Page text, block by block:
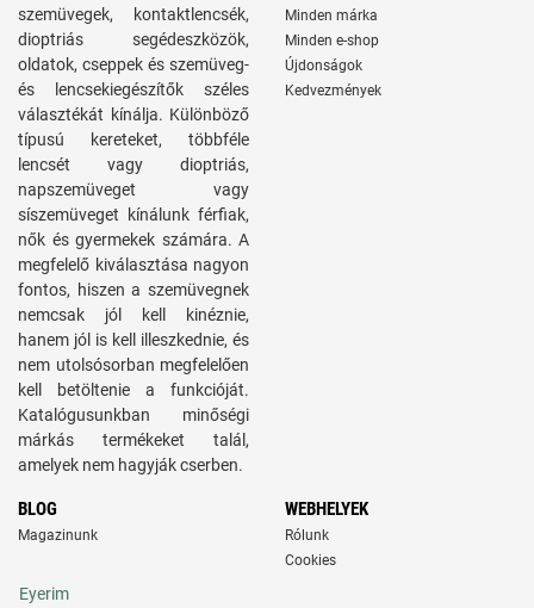
szemüvegek, kontaktlencsék,
dioptriás segédeszközök,
oldatok, cseppek és szemüveg-
és lencsekiegészítők széles
választékát kínálja. Különböző
típusú kereteket, többféle
lencsét vagy dioptriás,
napszemüveget vagy
síszemüveget kínálunk férfiak,
nők és gyermekek számára. A
megfelelő kiválasztása nagyon
fontos, hiszen a szemüvegnek
nemcsak jól kell kinéznie,
hanem jól is kell illeszkednie, és
nem utolsósorban megfelelően
kell betöltenie a funkcióját.
Katalógusunkban minőségi
márkás termékeket talál,
amelyek nem hagyják cserben.
Minden márka
Minden e-shop
Újdonságok
Kedvezmények
BLOG
Magazinunk
WEBHELYEK
Rólunk
Cookies
Eyerim